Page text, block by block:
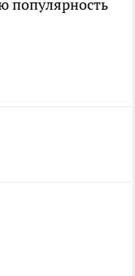
популярность